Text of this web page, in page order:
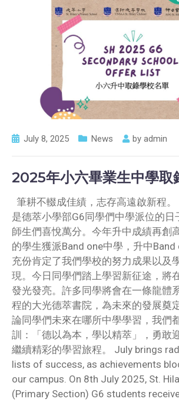
July 8, 2025 News by admin
2025年小六畢業生中學取
筆耕不輟成佳績，志存高遠啟新程
是德萃小學部G6同學們中學派位的日
師生們喜悅萬分。今年升中成績再創
的學生獲派Band one中學，升中Band
充份肯定了我們學校的努力成果以及
現。今日同學們踏上學習新征途，將
發光發亮。許多同學將會在一條龍體
程的大光德萃書院，為未來的發展奠
論同學們未來在哪所中學學習，我們
訓：「德以為本，學以精萃」，勇敢
繼續精彩的學習旅程。 July brings
lists of success, as achievements
our campus. On 8th July 2025, St.
(Primary Section) G6 students